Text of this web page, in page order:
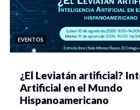
EVENTOS
¿El Leviatán artificial?
Artificial en el Mundo
Hispanoamericano